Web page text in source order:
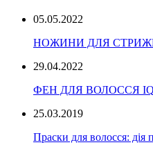
05.05.2022
НОЖИНИ ДЛЯ
29.04.2022
ФЕН ДЛЯ ВОЛОССЯ IQ
25.03.2019
Праски для волосся: дія